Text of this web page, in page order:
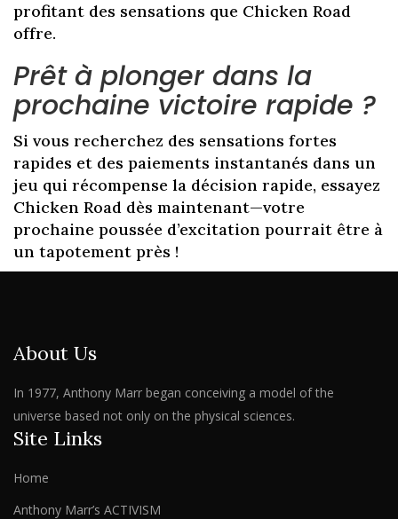
profitant des sensations que Chicken Road
offre.
Prêt à plonger dans la
prochaine victoire rapide ?
Si vous recherchez des sensations fortes
rapides et des paiements instantanés dans un
jeu qui récompense la décision rapide, essayez
Chicken Road dès maintenant—votre
prochaine poussée d’excitation pourrait être à
un tapotement près !
About Us
In 1977, Anthony Marr began conceiving a model of the
universe based not only on the physical sciences.
Site Links
Home
Anthony Marr’s ACTIVISM